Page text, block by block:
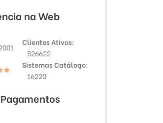
na Web
Clientes Ativos
526622
Sistemas Catálogo
16220